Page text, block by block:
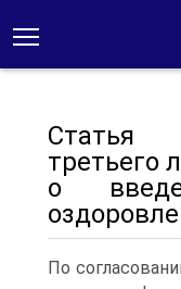
Статья
третьего
о
По